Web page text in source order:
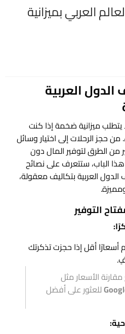
العربي بميزانية
العربية
يتطلب ميزانية ضخمة إذا كنت
حجز الرحلات إلى اختيار وسائل
من الطرق لتوفير المال دون
الباب، ستتعرف على نصائح
العربية بتكاليف معقولة،
أقل إذا حجزت تذكرتك
الأسعار مثل
للعثور على أفضل